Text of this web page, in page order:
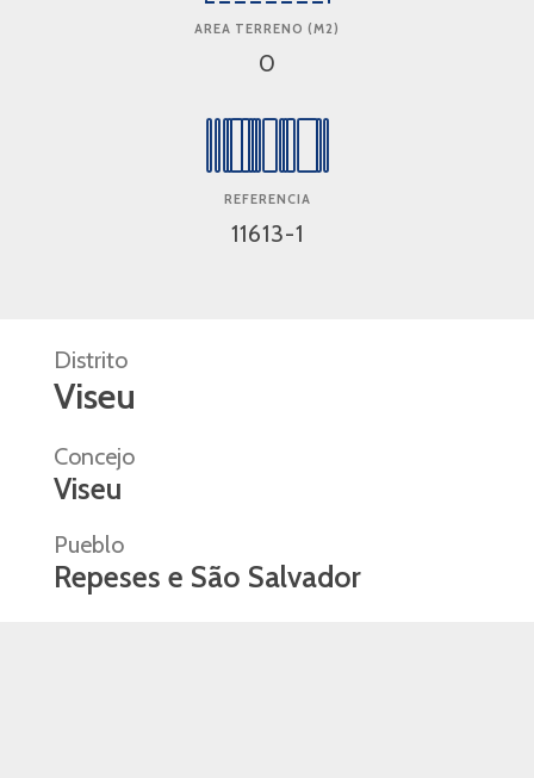
AREA TERRENO (M2)
0
REFERENCIA
11613-1
Distrito
Viseu
Concejo
Viseu
Pueblo
Repeses e São Salvador